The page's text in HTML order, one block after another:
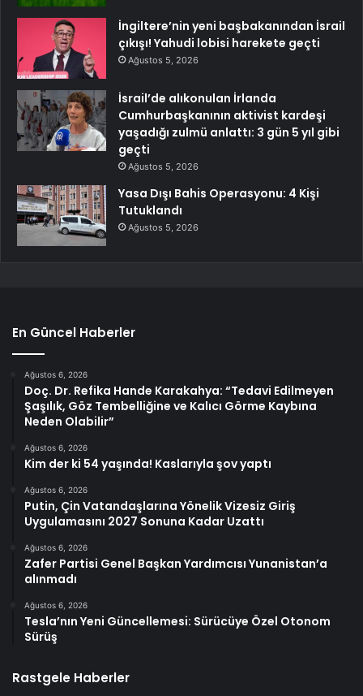
İngiltere’nin yeni başbakanından İsrail
çıkışı! Yahudi lobisi harekete geçti
Ağustos 5, 2026
İsrail’de alıkonulan İrlanda
Cumhurbaşkanının aktivist kardeşi
yaşadığı zulmü anlattı: 3 gün 5 yıl gibi
geçti
Ağustos 5, 2026
Yasa Dışı Bahis Operasyonu: 4 Kişi
Tutuklandı
Ağustos 5, 2026
En Güncel Haberler
Ağustos 6, 2026
Doç. Dr. Refika Hande Karakahya: “Tedavi Edilmeyen
Şaşılık, Göz Tembelliğine ve Kalıcı Görme Kaybına
Neden Olabilir”
Ağustos 6, 2026
Kim der ki 54 yaşında! Kaslarıyla şov yaptı
Ağustos 6, 2026
Putin, Çin Vatandaşlarına Yönelik Vizesiz Giriş
Uygulamasını 2027 Sonuna Kadar Uzattı
Ağustos 6, 2026
Zafer Partisi Genel Başkan Yardımcısı Yunanistan’a
alınmadı
Ağustos 6, 2026
Tesla’nın Yeni Güncellemesi: Sürücüye Özel Otonom
Sürüş
Rastgele Haberler